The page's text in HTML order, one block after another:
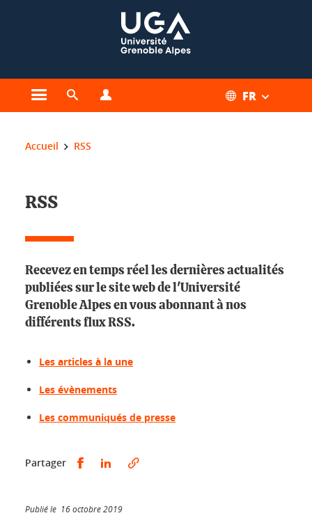
Ouvrir le menu principal
Ouvrir le moteur de recherche FR
Vous êtes ici :
Accueil RSS
RSS
Recevez en temps réel les dernières actualités
publiées sur le site web de l'Université
Grenoble Alpes en vous abonnant à nos
différents flux RSS.
Les articles à la une
Les évènements
Les communiqués de presse
Partager Partager sur Facebook
Partager sur LinkedIn
Publié le 16 octobre 2019